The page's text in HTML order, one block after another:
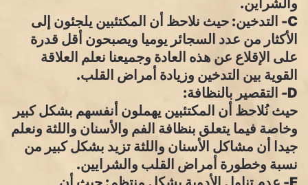
C- التدخين: حيث نلاحظ أن المكتئبين يلجئون إلى
الأكثار من عدد السجائر يوميا ويصبحون أقل قدرة
على الإقلاع عن هذه العادة وجميعنا نعلم العلاقة
القوية بين التدخين وزيادة أمراض القلب.
D- التقصير بالنظافة:
حيث نُلاحظ أن المكتئبين يهملون أنفسهم بشكل كبير
وخاصة فيما يتعلق بنظافة الفم والأسنان واللثة ونعلم
جيدا أن مشاكل الأسنان واللثة تزيد بشكل كبير من
نسبة وخطورة أمراض القلب والشرايين.